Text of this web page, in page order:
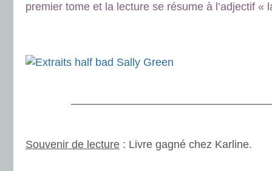
premier tome et la lecture se résume à l’adjectif «
Souvenir de lecture : Livre gagné chez Karline.